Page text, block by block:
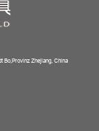
Bo,Provinz Zhejiang, China